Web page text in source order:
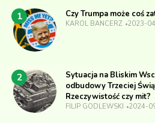
1 Czy Trumpa może coś
KAROL BANCERZ 2023-
2
Sytuacja na Bliskim
odbudowy Trzeciej
Rzeczywistość czy mit?
FILIP GODLEWSKI 2024-